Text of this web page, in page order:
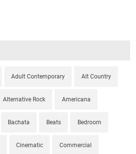
Adult Contemporary Alt Country
Alternative Rock Americana
Bachata Beats Bedroom
Cinematic Commercial